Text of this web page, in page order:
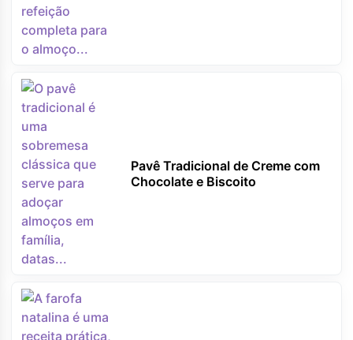
Pavê Tradicional de Creme com
Chocolate e Biscoito